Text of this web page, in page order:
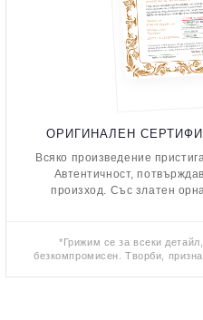
ОРИГИНАЛЕН
Всяко произведение
Автентичност,
произход. Със златен
*Грижим се за всеки
безкомпромисен. Творби,